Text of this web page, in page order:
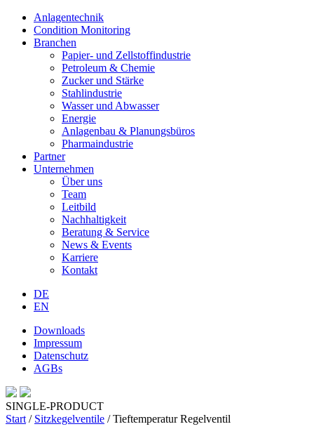
Anlagentechnik
Condition Monitoring
Branchen
Papier- und Zellstoffindustrie
Petroleum & Chemie
Zucker und Stärke
Stahlindustrie
Wasser und Abwasser
Energie
Anlagenbau & Planungsbüros
Pharmaindustrie
Partner
Unternehmen
Über uns
Team
Leitbild
Nachhaltigkeit
Beratung & Service
News & Events
Karriere
Kontakt
DE
EN
Downloads
Impressum
Datenschutz
AGBs
SINGLE-PRODUCT
Start / Sitzkegelventile / Tieftemperatur Regelventil